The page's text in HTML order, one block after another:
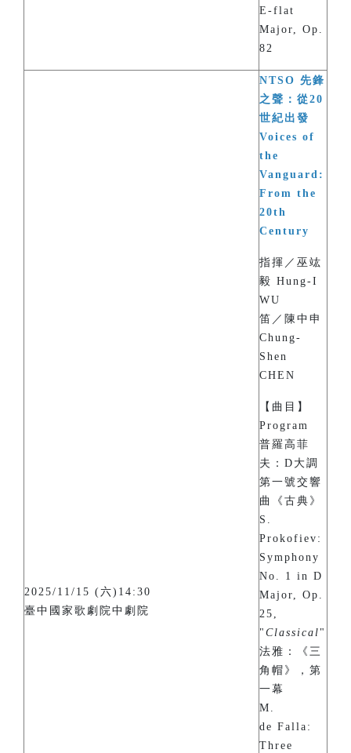
E-flat
Major, Op.
82
2025/11/15 (六)14:30
臺中國家歌劇院中劇院
NTSO 先鋒
之聲：從20
世紀出發
Voices of
the
Vanguard:
From the
20th
Century
指揮／巫竑
毅 Hung-I
WU
笛／陳中申
Chung-
Shen
CHEN
【曲目】
Program
普羅高菲
夫：D大調
第一號交響
曲《古典》
S.
Prokofiev:
Symphony
No. 1 in D
Major, Op.
25,
" Classical "
法雅：《三
角帽》，第
一幕
M.
de Falla:
Three